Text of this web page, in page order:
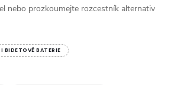
nebo prozkoumejte rozcestník alternativ
BIDETOVÉ BATERIE